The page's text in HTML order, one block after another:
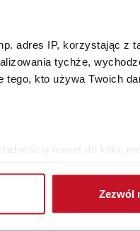
adres IP, korzystając z
tychże,
kto używa Twoich
nawet do kilku
oraz ustaw własne
Zezwól
O CENĘ W SALONIE